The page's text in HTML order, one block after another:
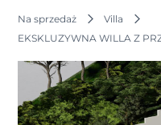
Na sprzedaż
Villa
EKSKLUZYWNA WILLA Z